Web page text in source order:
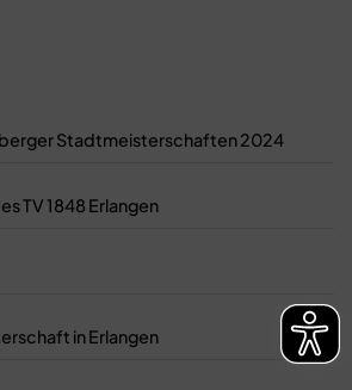
Stadtmeisterschaften 2024
TV 1848 Erlangen
in Erlangen